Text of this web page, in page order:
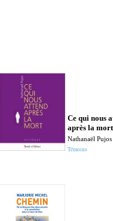
Ce qui nous
après la mort
Nathanaël Pujos
Témoins